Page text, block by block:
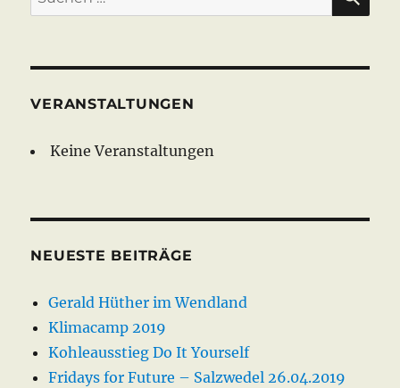
nach:
VERANSTALTUNGEN
Keine Veranstaltungen
NEUESTE BEITRÄGE
Gerald Hüther im Wendland
Klimacamp 2019
Kohleausstieg Do It Yourself
Fridays for Future – Salzwedel 26.04.2019